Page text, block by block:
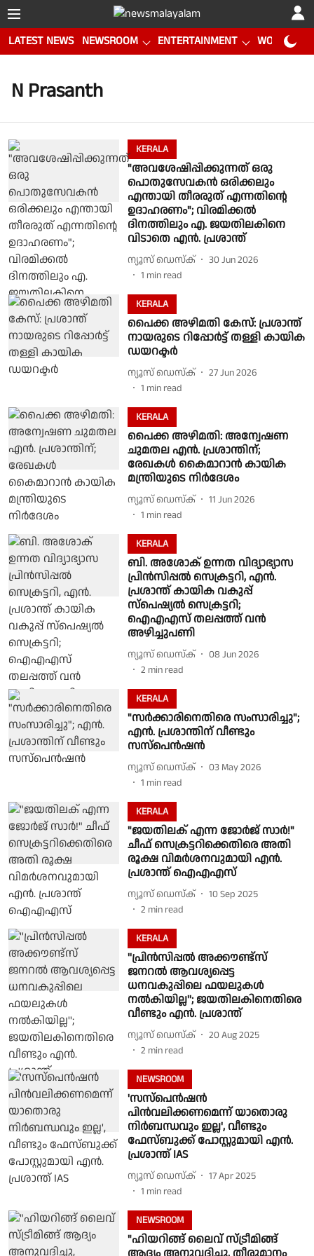
LATEST NEWS NEWSROOM ENTERTAINMENT WORLD CUP
N Prasanth
KERALA
"അവശേഷിപ്പിക്കുന്നത് ഒരു
പൊതുസേവകൻ ഒരിക്കലും
എന്തായി തീരരുത് എന്നതിൻ്റെ
ഉദാഹരണം"; വിരമിക്കല്‍
ദിനത്തിലും എ. ജയതിലകിനെ
വിടാതെ എന്‍. പ്രശാന്ത്
ന്യൂസ് ഡെസ്ക്
30 Jun 2026
1 min read
KERALA
പൈക്ക അഴിമതി കേസ്: പ്രശാന്ത്
നായരുടെ റിപ്പോർട്ട് തള്ളി കായിക
ഡയറക്ടർ
ന്യൂസ് ഡെസ്ക്
27 Jun 2026
1 min read
KERALA
പൈക്ക അഴിമതി: അന്വേഷണ
ചുമതല എന്‍. പ്രശാന്തിന്;
രേഖകള്‍ കൈമാറാന്‍ കായിക
മന്ത്രിയുടെ നിര്‍ദേശം
ന്യൂസ് ഡെസ്ക്
11 Jun 2026
1 min read
KERALA
ബി. അശോക് ഉന്നത വിദ്യാഭ്യാസ
പ്രിൻസിപ്പൽ സെക്രട്ടറി, എൻ.
പ്രശാന്ത് കായിക വകുപ്പ്
സ്പെഷ്യൽ സെക്രട്ടറി;
ഐഎഎസ് തലപ്പത്ത് വൻ
അഴിച്ചുപണി
ന്യൂസ് ഡെസ്ക്
08 Jun 2026
2 min read
KERALA
"സർക്കാരിനെതിരെ സംസാരിച്ചു";
എൻ. പ്രശാന്തിന് വീണ്ടും
സസ്പെൻഷൻ
ന്യൂസ് ഡെസ്ക്
03 May 2026
1 min read
KERALA
"ജയതിലക് എന്ന ജോർജ് സാർ!"
ചീഫ് സെക്രട്ടറിക്കെതിരെ അതി
രൂക്ഷ വിമർശനവുമായി എൻ.
പ്രശാന്ത് ഐഎഎസ്
ന്യൂസ് ഡെസ്ക്
10 Sep 2025
2 min read
KERALA
''പ്രിന്‍സിപ്പല്‍ അക്കൗണ്ട്‌സ്
ജനറല്‍ ആവശ്യപ്പെട്ട
ധനവകുപ്പിലെ ഫയലുകള്‍
നല്‍കിയില്ല''; ജയതിലകിനെതിരെ
വീണ്ടും എന്‍. പ്രശാന്ത്
ന്യൂസ് ഡെസ്ക്
20 Aug 2025
2 min read
NEWSROOM
'സസ്പെന്‍‌ഷന്‍‌
പിന്‍വലിക്കണമെന്ന് യാതൊരു
നിർബന്ധവും ഇല്ല', വീണ്ടും
ഫേസ്ബുക്ക് പോസ്റ്റുമായി എൻ.
പ്രശാന്ത് IAS
ന്യൂസ് ഡെസ്ക്
17 Apr 2025
1 min read
NEWSROOM
"ഹിയറിങ്ങ് ലൈവ് സ്ട്രീമിങ്ങ്